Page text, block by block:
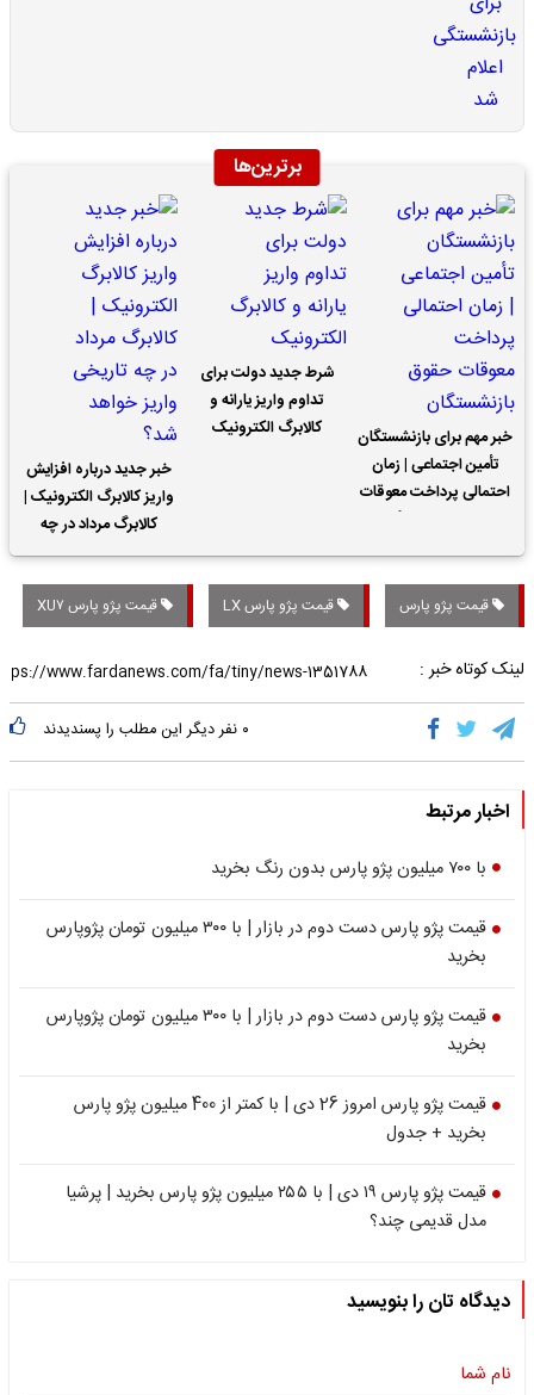
برترین‌ها
خبر مهم برای بازنشستگان
تأمین اجتماعی | زمان
احتمالی پرداخت معوقات
شرط جدید دولت برای
تداوم واریز یارانه و
کالابرگ الکترونیک
خبر جدید درباره افزایش
واریز کالابرگ الکترونیک |
کالابرگ مرداد در چه
تاریخی واریز خواهد شد؟
قیمت پژو پارس قیمت پژو پارس LX قیمت پژو پارس XU۷
لینک کوتاه خبر :
۰ نفر دیگر این مطلب را پسندیدند
اخبار مرتبط
با ۷۰۰ میلیون پژو پارس بدون رنگ بخرید
قیمت پژو پارس دست دوم در بازار | با ۳۰۰ میلیون تومان پژوپارس
بخرید
قیمت پژو پارس دست دوم در بازار | با ۳۰۰ میلیون تومان پژوپارس
بخرید
قیمت پژو پارس امروز 26 دی | با کمتر از 400 میلیون پژو پارس
بخرید + جدول
قیمت پژو پارس ۱۹ دی | با ۲۵۵ میلیون پژو پارس بخرید | پرشیا
مدل قدیمی چند؟
دیدگاه تان را بنویسید
نام شما